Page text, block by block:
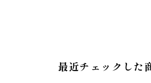
最近チェックした